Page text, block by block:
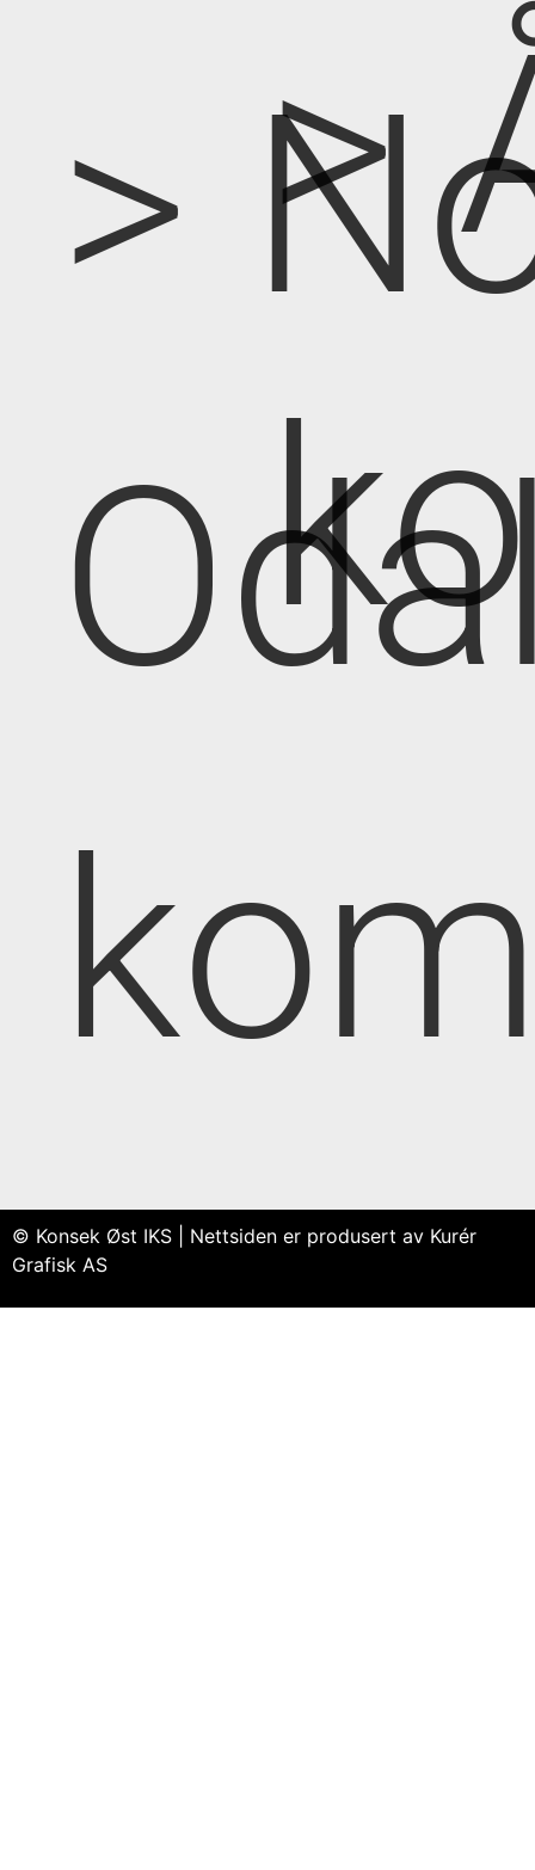
> >
© Konsek Øst IKS | Nettsiden er produsert av Kurér
Grafisk AS